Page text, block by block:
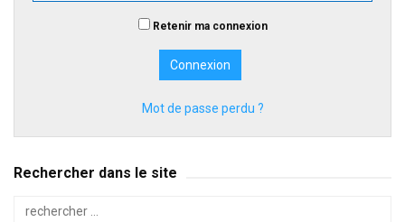
Retenir ma connexion
Mot de passe perdu ?
Rechercher dans le site